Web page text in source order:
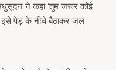
ने कहा ‘तुम जरूर कोई
इसे पेड़ के नीचे बैठाकर जल